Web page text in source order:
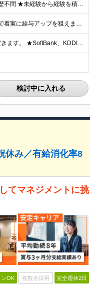
＼第二新卒OK！異業種からの転職も大歓迎です◎／ ●未経験OK ●学歴不問 ★未経験から経験を積んで、キャリアの幅を広げたい方も大歓迎！
月給26～30万円＋各種手当＋賞与年2回（7月/12月） └年2回の昇給で着実に給与アップを狙えます◎ ※経験・スキル、前職給与を考慮の上、当社規定により優遇します。 ※試用期間6か月あり（資格手当
首都圏（東京・神奈川・千葉・埼玉）の各案件先にて勤務していただきます。 ★SoftBank、KDDI、docomoなどの大手携帯キャリアショップまたは量販店、商業施設などでの勤務！ ★常設店かイベント
検討中に入れる
休み／有給消化率8
てマネジメントに挑
ンOK 複数名採用 完全週休2日